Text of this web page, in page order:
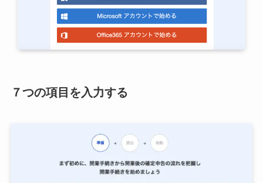
７つの項目を入力する